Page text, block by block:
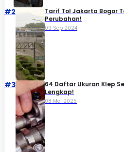
#2
Tarif Tol Jakarta Bogor
Perubahan!
09 Sep 2024
#3
64 Daftar Ukuran Klep
Lengkap!
08 Mei 2025